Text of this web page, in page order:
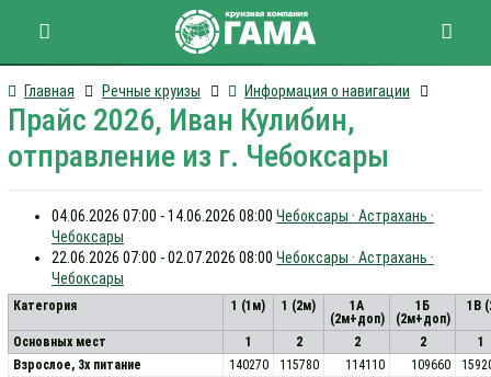
Главная Речные круизы Информация о навигации
Прайс 2026, Иван Кулибин,
отправление из г. Чебоксары
04.06.2026 07:00 - 14.06.2026 08:00 Чебоксары · Астрахань ·
Чебоксары
22.06.2026 07:00 - 02.07.2026 08:00 Чебоксары · Астрахань ·
Чебоксары
Категория 1 (1м) 1 (2м)
1А
(2м+доп)
1Б
(2м+доп)
1В
Основных мест 1 2 2 2
1
Взрослое, 3х питание
140270 115780 114110 109660